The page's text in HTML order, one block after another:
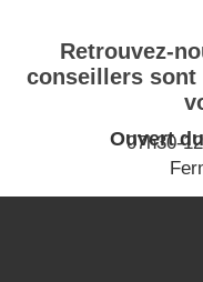
Retrouvez-
conseillers sont
Ouvert
07h30-